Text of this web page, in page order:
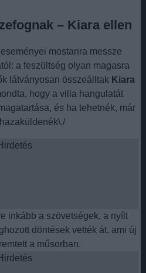
– Kiara ellen
mostanra messze
a feszültség olyan magasra
látványosan összeálltak Kiara
hogy a villa hangulatát
és ha tehetnék, már
inkább a szövetségek, a nyílt
döntések vették át, ami új
a műsorban.